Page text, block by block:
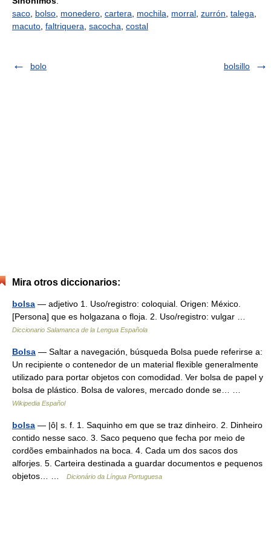
saco bolso monedero cartera mochila morral zurrón talega
macuto faltriquera sacocha costal
bolo bolsillo
Mira otros diccionarios:
bolsa — adjetivo 1. Uso/registro: coloquial. Origen: México.
[Persona] que es holgazana o floja. 2. Uso/registro: vulgar …
Diccionario Salamanca de la Lengua Española
Bolsa — Saltar a navegación, búsqueda Bolsa puede referirse a:
Un recipiente o contenedor de un material flexible generalmente
utilizado para portar objetos con comodidad. Ver bolsa de papel y
bolsa de plástico. Bolsa de valores, mercado donde se… …
Wikipedia Español
bolsa — |ô| s. f. 1. Saquinho em que se traz dinheiro. 2. Dinheiro
contido nesse saco. 3. Saco pequeno que fecha por meio de
cordões embainhados na boca. 4. Cada um dos sacos dos
alforjes. 5. Carteira destinada a guardar documentos e pequenos
objetos… …
Dicionário da Língua Portuguesa